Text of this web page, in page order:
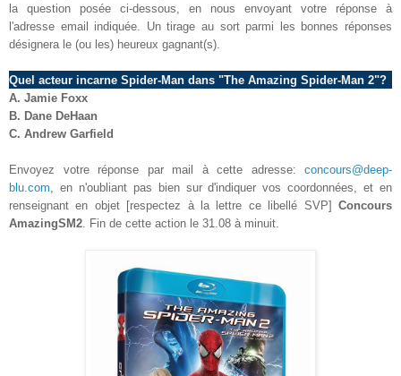
la question posée ci-dessous, en nous envoyant votre réponse à
l'adresse email indiquée. Un tirage au sort parmi les bonnes réponses
désignera le (ou les) heureux gagnant(s).
Quel acteur incarne Spider-Man dans "The Amazing Spider-Man 2"?
A. Jamie Foxx
B. Dane DeHaan
C. Andrew Garfield
Envoyez votre réponse par mail à cette adresse: concours@deep-
blu.com , en n'oubliant pas bien sur d'indiquer vos coordonnées, et en
renseignant en objet [respectez à la lettre ce libellé SVP] Concours
AmazingSM2 . Fin de cette action le 31.08 à minuit.